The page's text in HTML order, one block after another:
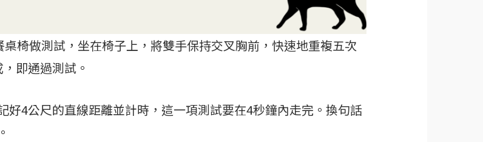
做測試，坐在椅子上，將雙手保持交叉胸前，快速地重複五次
即通過測試。
4公尺的直線距離並計時，這一項測試要在4秒鐘內走完。換句話